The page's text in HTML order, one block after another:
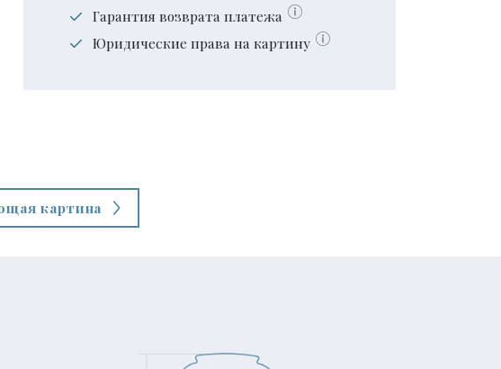
Гарантия возврата платежа
Юридические права на картину
картина